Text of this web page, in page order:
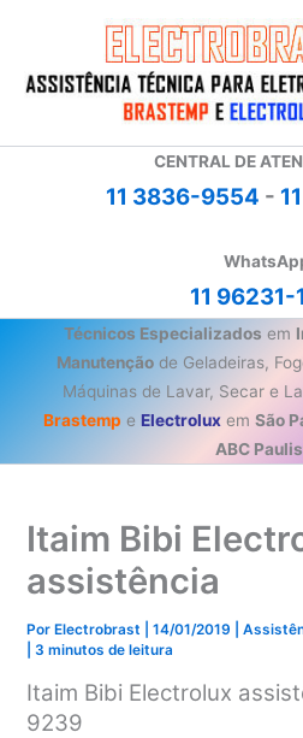
conteúdo
CENTRAL DE
11 3836-9554 -
11 96231-
Técnicos Especializados em
Manutenção de Geladeiras,
Máquinas de Lavar, Secar e
Brastemp e Electroluxem São
ABC
Itaim Bibi
assistência
Por Electrobrast |14/01/2019 |
|3 minutos de leitura
Itaim Bibi Electrolux
9239